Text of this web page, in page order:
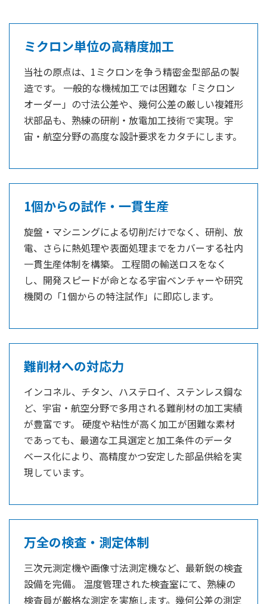
ミクロン単位の高精度加工
当社の原点は、1ミクロンを争う精密金型部品の製
造です。 一般的な機械加工では困難な「ミクロン
オーダー」の寸法公差や、幾何公差の厳しい複雑形
状部品も、熟練の研削・放電加工技術で実現。宇
宙・航空分野の高度な設計要求をカタチにします。
1個からの試作・一貫生産
旋盤・マシニングによる切削だけでなく、研削、放
電、さらに熱処理や表面処理までをカバーする社内
一貫生産体制を構築。 工程間の輸送ロスをなく
し、開発スピードが命となる宇宙ベンチャーや研究
機関の「1個からの特注試作」に即応します。
難削材への対応力
インコネル、チタン、ハステロイ、ステンレス鋼な
ど、宇宙・航空分野で多用される難削材の加工実績
が豊富です。 硬度や粘性が高く加工が困難な素材
であっても、最適な工具選定と加工条件のデータ
ベース化により、高精度かつ安定した部品供給を実
現しています。
万全の検査・測定体制
三次元測定機や画像寸法測定機など、最新鋭の検査
設備を完備。 温度管理された検査室にて、熟練の
検査員が厳格な測定を実施します。幾何公差の測定